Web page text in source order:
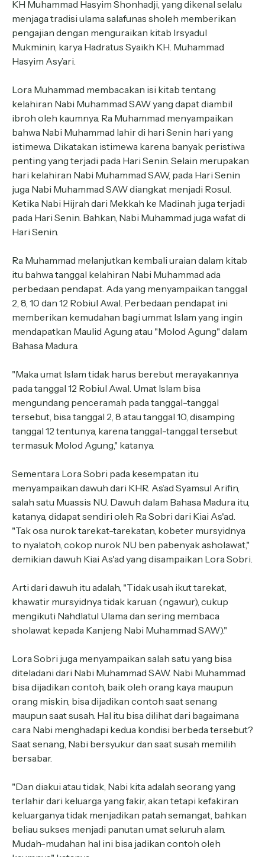
KH Muhammad Hasyim Shonhadji, yang dikenal selalu
menjaga tradisi ulama salafunas sholeh memberikan
pengajian dengan menguraikan kitab Irsyadul
Mukminin, karya Hadratus Syaikh KH. Muhammad
Hasyim Asy’ari.
Lora Muhammad membacakan isi kitab tentang
kelahiran Nabi Muhammad SAW yang dapat diambil
ibroh oleh kaumnya. Ra Muhammad menyampaikan
bahwa Nabi Muhammad lahir di hari Senin hari yang
istimewa. Dikatakan istimewa karena banyak peristiwa
penting yang terjadi pada Hari Senin. Selain merupakan
hari kelahiran Nabi Muhammad SAW, pada Hari Senin
juga Nabi Muhammad SAW diangkat menjadi Rosul.
Ketika Nabi Hijrah dari Mekkah ke Madinah juga terjadi
pada Hari Senin. Bahkan, Nabi Muhammad juga wafat di
Hari Senin.
Ra Muhammad melanjutkan kembali uraian dalam kitab
itu bahwa tanggal kelahiran Nabi Muhammad ada
perbedaan pendapat. Ada yang menyampaikan tanggal
2, 8, 10 dan 12 Robiul Awal. Perbedaan pendapat ini
memberikan kemudahan bagi ummat Islam yang ingin
mendapatkan Maulid Agung atau "Molod Agung" dalam
Bahasa Madura.
"Maka umat Islam tidak harus berebut merayakannya
pada tanggal 12 Robiul Awal. Umat Islam bisa
mengundang penceramah pada tanggal-tanggal
tersebut, bisa tanggal 2, 8 atau tanggal 10, disamping
tanggal 12 tentunya, karena tanggal-tanggal tersebut
termasuk Molod Agung," katanya.
Sementara Lora Sobri pada kesempatan itu
menyampaikan dawuh dari KHR. As’ad Syamsul Arifin,
salah satu Muassis NU. Dawuh dalam Bahasa Madura itu,
katanya, didapat sendiri oleh Ra Sobri dari Kiai As'ad.
"Tak osa nurok tarekat-tarekatan, kobeter mursyidnya
to nyalatoh, cokop nurok NU ben pabenyak asholawat,"
demikian dawuh Kiai As'ad yang disampaikan Lora Sobri.
Arti dari dawuh itu adalah, "Tidak usah ikut tarekat,
khawatir mursyidnya tidak karuan (ngawur), cukup
mengikuti Nahdlatul Ulama dan sering membaca
sholawat kepada Kanjeng Nabi Muhammad SAW)."
Lora Sobri juga menyampaikan salah satu yang bisa
diteladani dari Nabi Muhammad SAW. Nabi Muhammad
bisa dijadikan contoh, baik oleh orang kaya maupun
orang miskin, bisa dijadikan contoh saat senang
maupun saat susah. Hal itu bisa dilihat dari bagaimana
cara Nabi menghadapi kedua kondisi berbeda tersebut?
Saat senang, Nabi bersyukur dan saat susah memilih
bersabar.
"Dan diakui atau tidak, Nabi kita adalah seorang yang
terlahir dari keluarga yang fakir, akan tetapi kefakiran
keluarganya tidak menjadikan patah semangat, bahkan
beliau sukses menjadi panutan umat seluruh alam.
Mudah-mudahan hal ini bisa jadikan contoh oleh